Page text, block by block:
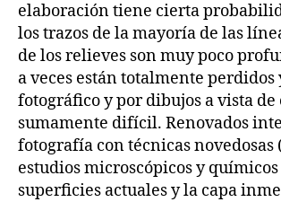
elaboración tiene cierta
los trazos de la mayoría de las
de los relieves son muy poco
a veces están totalmente
fotográfico y por dibujos a vista de
sumamente difícil. Renovados
fotografía con técnicas novedosas
estudios microscópicos y químicos
superficies actuales y la capa